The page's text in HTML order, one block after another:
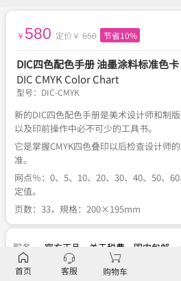
￥ 580 定价￥ 650 节省10%
DIC四色配色手册 油墨涂料标准色卡
DIC CMYK Color Chart
型号： DIC-CMYK
新的DIC四色配色手册是美术设计师和制
以及印前操作中必不可少的工具书。
它是掌握CMYK四色叠印以后检查设计师
准。
网点％：0、5、10、20、30、40、50、
定值。
页数：33，規格：200×195mm
服务 官方正品 关于税费 国内包邮、
首页 客服 购物车